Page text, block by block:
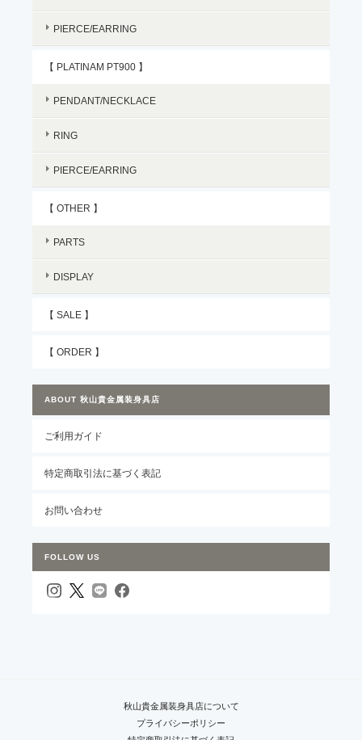
PIERCE/EARRING
【 PLATINAM PT900 】
PENDANT/NECKLACE
RING
PIERCE/EARRING
【 OTHER 】
PARTS
DISPLAY
【 SALE 】
【 ORDER 】
ABOUT 秋山貴金属装身具店
ご利用ガイド
特定商取引法に基づく表記
お問い合わせ
FOLLOW US
秋山貴金属装身具店について
プライバシーポリシー